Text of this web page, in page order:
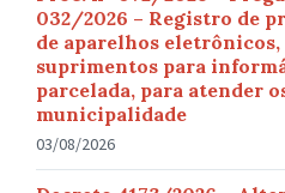
032/2026 – Registro de
de aparelhos
suprimentos para
parcelada, para atender
municipalidade
03/08/2026